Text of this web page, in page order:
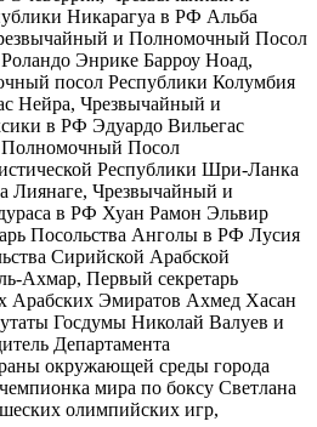
Никарагуа в РФ Альба
и Полномочный Посол
Энрике Барроу Ноад,
посол Республики Колумбия
Нейра, Чрезвычайный и
в РФ Эдуардо Вильегас
Посол
Республики Шри-Ланка
Лиянаге, Чрезвычайный и
в РФ Хуан Рамон Эльвир
Посольства Анголы в РФ Лусия
Сирийской Арабской
Ахмар, Первый секретарь
Арабских Эмиратов Ахмед Хасан
Госдумы Николай Валуев и
Департамента
окружающей среды города
мира по боксу Светлана
олимпийских игр,